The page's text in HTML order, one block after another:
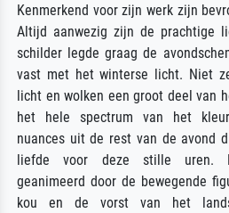
Kenmerkend voor zijn werk zijn
Altijd aanwezig zijn de prachtige
schilder legde graag de
vast met het winterse licht. Niet
licht en wolken een groot deel van
het hele spectrum van het
nuances uit de rest van de avond
liefde voor deze stille uren.
geanimeerd door de bewegende
kou en de vorst van het